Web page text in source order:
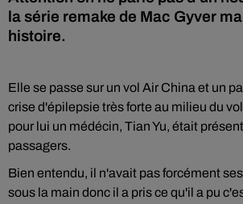
la série remake de Mac Gyver
histoire.
Elle se passe sur un vol Air China et un
crise d'épilepsie très forte au milieu du
pour lui un médécin, Tian Yu, était
passagers.
Bien entendu, il n'avait pas forcément
sous la main donc il a pris ce qu'il a pu